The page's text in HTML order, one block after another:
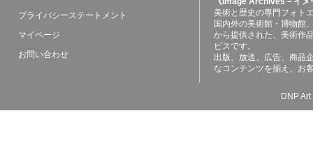
プライバシーステートメント
マイページ
お問い合わせ
美術と歴史の専門フォト
国内外の美術館・博物館
から提供された、美術作
ビスです。
出版、放送、広告、商品
なコンテンツを揃え、お
DNP